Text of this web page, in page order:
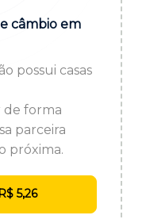
câmbio em
possui casas
de forma
parceira
próxima.
5,26